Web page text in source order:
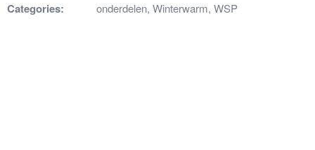
Categories: onderdelen, Winterwarm, WSP